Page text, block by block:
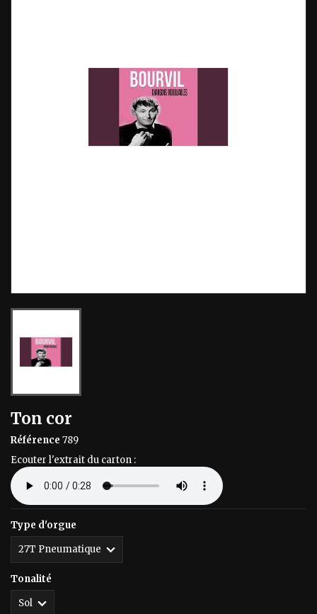
Ton cor
Référence 789
Ecouter l'extrait du carton :
Type d'orgue
Tonalité